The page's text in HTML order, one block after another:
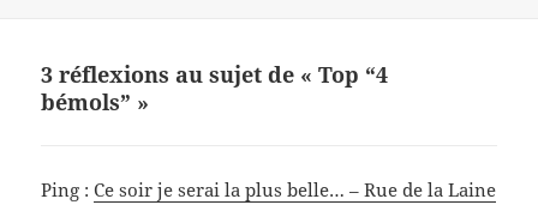
o
o
er
3 réflexions au sujet de « Top “4
bémols” »
Ping :Ce soir je serai la plus belle… – Rue de la Laine